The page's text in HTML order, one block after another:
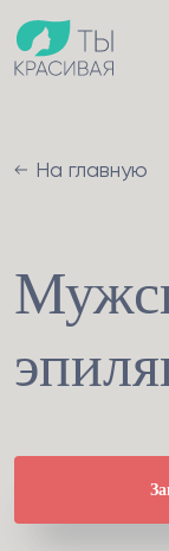
На главную